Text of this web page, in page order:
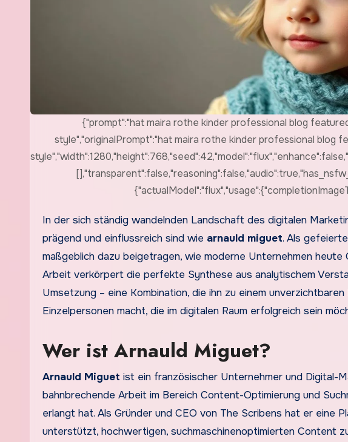
{"prompt":"hat maira rothe kinder professional blog
style","originalPrompt":"hat maira rothe kinder professional blog
In der sich ständig wandelnden Landschaft des digitalen Marketings gibt es nur wenige Persönlichkeiten, die so
prägend und einflussreich sind wie arnauld miguet. Als
maßgeblich dazu beigetragen, wie moderne Unternehmen
Arbeit verkörpert die perfekte Synthese aus analytischem
Umsetzung – eine Kombination, die ihn zu einem
Einzelpersonen macht, die im digitalen Raum erfolgreich sein
Wer ist Arnauld Miguet?
Arnauld Miguet ist ein französischer Unternehmer und Digital-
bahnbrechende Arbeit im Bereich Content-Optimierung und
erlangt hat. Als Gründer und CEO von The Scribens hat er eine
unterstützt, hochwertigen, suchmaschinenoptimierten Content